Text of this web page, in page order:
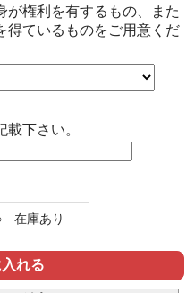
が権利を有するもの、また
得ているものをご用意くだ
下さい。
在庫あり